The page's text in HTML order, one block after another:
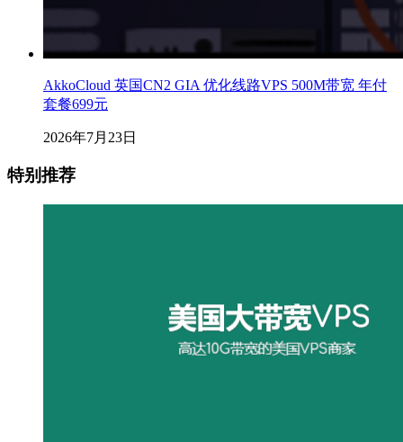
AkkoCloud 英国CN2 GIA 优化线路VPS 500M带宽 年付
套餐699元
2026年7月23日
特别推荐